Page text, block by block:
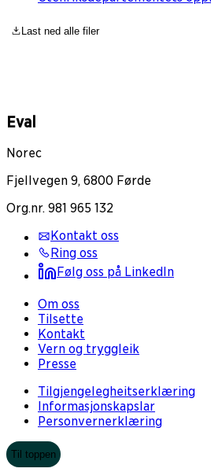
Last ned alle filer
Eval
Norec
Fjellvegen 9, 6800 Førde
Org.nr. 981 965 132
Kontakt oss
Ring oss
Følg oss på LinkedIn
Om oss
Tilsette
Kontakt
Vern og tryggleik
Presse
Tilgjengelegheitserklæring
Informasjonskapslar
Personvernerklæring
Til toppen